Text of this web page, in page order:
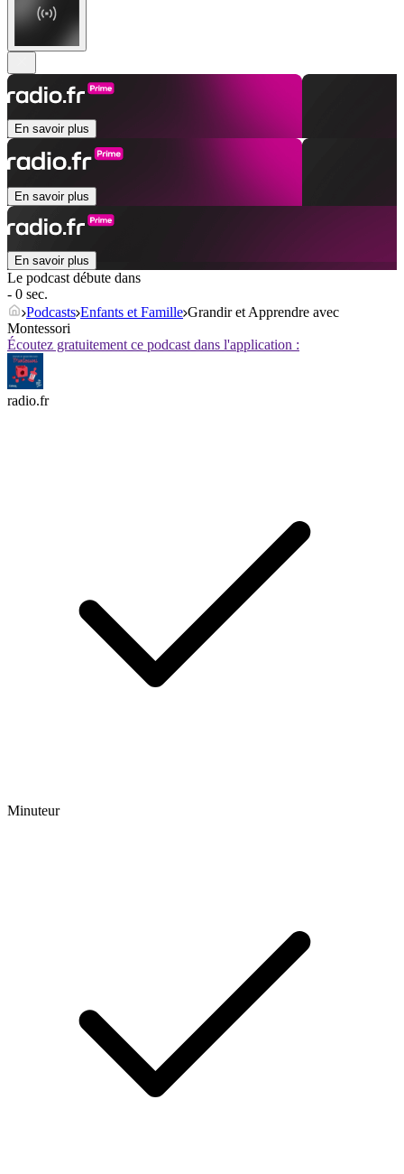
En savoir plus
En savoir plus
En savoir plus
Le podcast débute dans
- 0 sec.
Podcasts Enfants et Famille Grandir et Apprendre avec
Montessori
Écoutez gratuitement ce podcast dans l'application :
radio.fr
Minuteur